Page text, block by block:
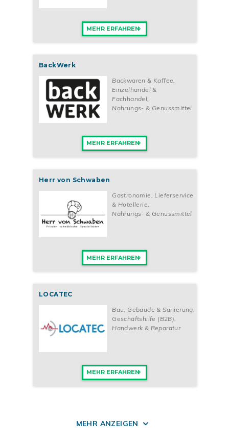
MEHR ERFAHREN
BackWerk
Backwaren & Kaffee,
Einzelhandel &
Fachhandel,
Nahrungs- & Genussmittel
MEHR ERFAHREN
Herr von Schwaben
Gastronomie, Lieferservice
& Hotellerie
Nahrungs- & Genussmittel
MEHR ERFAHREN
LOCATEC
Bau, Gebäude & Sanierung,
Geschäftshilfe (B2B),
Handwerk & Reparatur
MEHR ERFAHREN
MEHR ANZEIGEN